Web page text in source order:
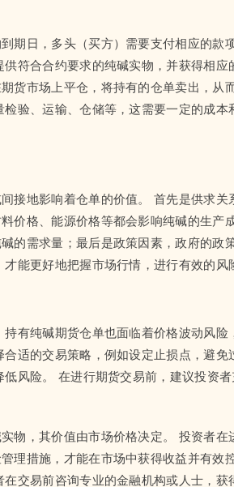
期日，多头（买方）需要支付相应的款
符合合约要求的纯碱实物，并获得相应
货市场上平仓，将持有的仓单卖出，从
验、运输、仓储等，这需要一定的成本
接地影响着仓单的价值。 首先是供求关
价格、能源价格等都会影响纯碱的生产
的需求量；最后是政策因素，政府的政
能更好地把握市场行情，进行有效的风
有纯碱期货仓单也面临着价格波动风险
适的交易策略，例如设定止损点，避免
风险。 在进行期货交易前，建议投资
物，其价值由市场价格决定。 投资者在
理措施，才能在市场中获得收益并有效
交易前咨询专业的金融机构或人士，获